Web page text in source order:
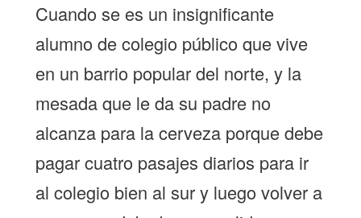
Cuando se es un insignificante
alumno de colegio público que vive
en un barrio popular del norte, y la
mesada que le da su padre no
alcanza para la cerveza porque debe
pagar cuatro pasajes diarios para ir
al colegio bien al sur y luego volver a